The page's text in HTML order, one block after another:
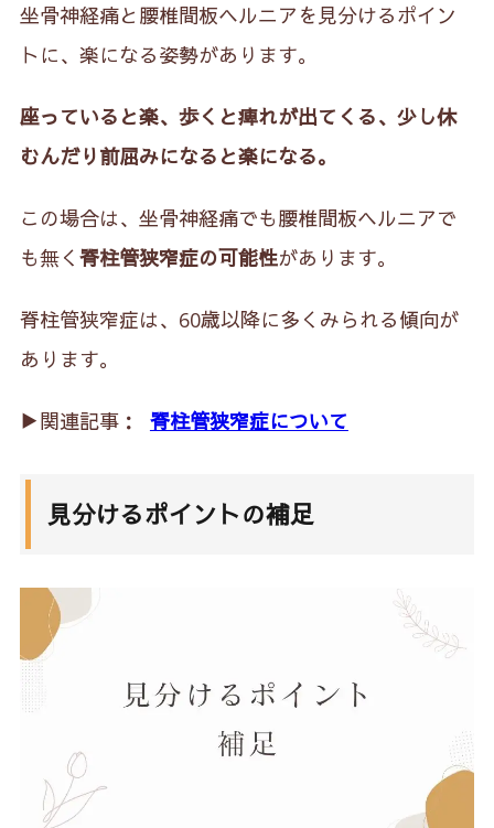
坐骨神経痛と腰椎間板ヘルニアを見分けるポイン
トに、楽になる姿勢があります。
座っていると楽、歩くと痺れが出てくる、少し休
むんだり前屈みになると楽になる。
この場合は、坐骨神経痛でも腰椎間板ヘルニアで
も無く 脊柱管狭窄症の可能性があります。
脊柱管狭窄症は、60歳以降に多くみられる傾向が
あります。
▶︎関連記事： 脊柱管狭窄症について
見分けるポイントの補足